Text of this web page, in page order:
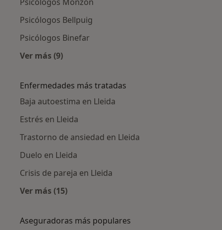
Psicólogos Bellpuig
Psicólogos Binefar
Ver más (9)
Enfermedades más tratadas
Baja autoestima en Lleida
Estrés en Lleida
Trastorno de ansiedad en Lleida
Duelo en Lleida
Crisis de pareja en Lleida
Ver más (15)
Aseguradoras más populares